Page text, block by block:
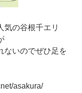
気の谷根千エリ
ないのでぜひ足を
asakura/